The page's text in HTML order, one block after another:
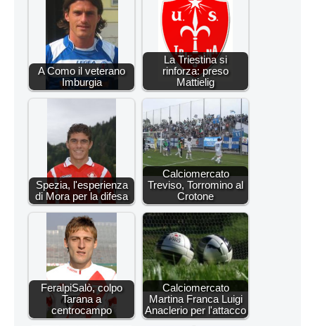
A Como il veterano
Imburgia
La Triestina si
rinforza: preso
Mattielig
Spezia, l'esperienza
di Mora per la difesa
Calciomercato
Treviso, Torromino al
Crotone
FeralpiSalò, colpo
Tarana a
centrocampo
Calciomercato
Martina Franca Luigi
Anaclerio per l'attacco